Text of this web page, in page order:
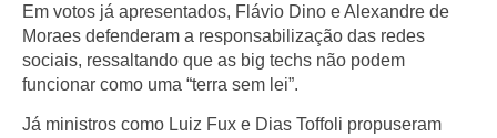
Em votos já apresentados, Flávio Dino e Alexandre de
Moraes defenderam a responsabilização das redes
sociais, ressaltando que as big techs não podem
funcionar como uma “terra sem lei”.
Já ministros como Luiz Fux e Dias Toffoli propuseram